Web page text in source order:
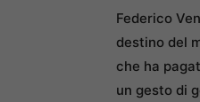
Federico
destino del
che ha
un gesto di